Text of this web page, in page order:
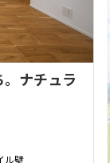
ナチュラ
ル壁